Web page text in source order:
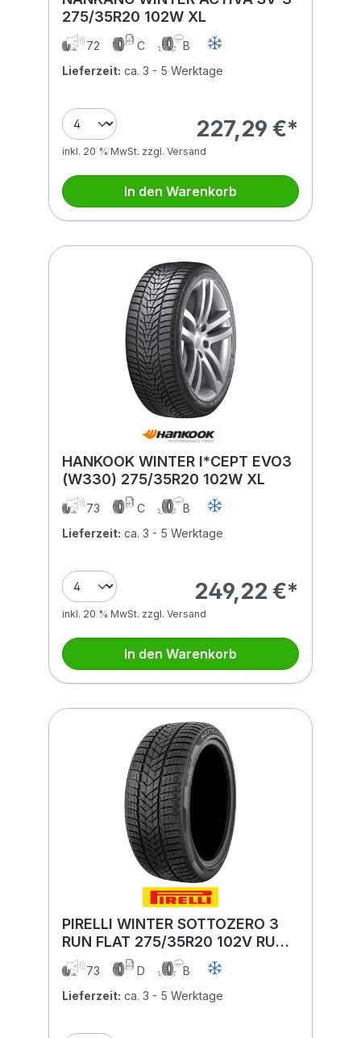
275/35R20 102W XL
72 C
B
Lieferzeit: ca. 3 - 5 Werktage
227,29 €*
inkl. 20 % MwSt. zzgl. Versand
In den Warenkorb
HANKOOK WINTER I*CEPT EVO3
(W330) 275/35R20 102W XL
73 C
B
Lieferzeit: ca. 3 - 5 Werktage
249,22 €*
inkl. 20 % MwSt. zzgl. Versand
In den Warenkorb
PIRELLI WINTER SOTTOZERO 3
RUN FLAT 275/35R20 102V RUN
FLAT XL
73 D
B
Lieferzeit: ca. 3 - 5 Werktage